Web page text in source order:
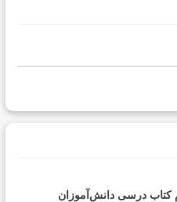
کتاب درسی دانش‌آموزان